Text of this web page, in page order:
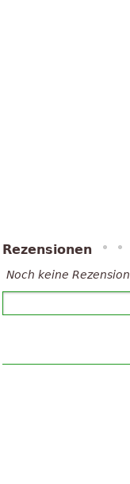
Rezensionen
Noch keine Rezension